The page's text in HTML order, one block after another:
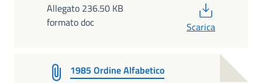
Allegato 236.50 KB
formato doc
Scarica
1985 Ordine Alfabetico